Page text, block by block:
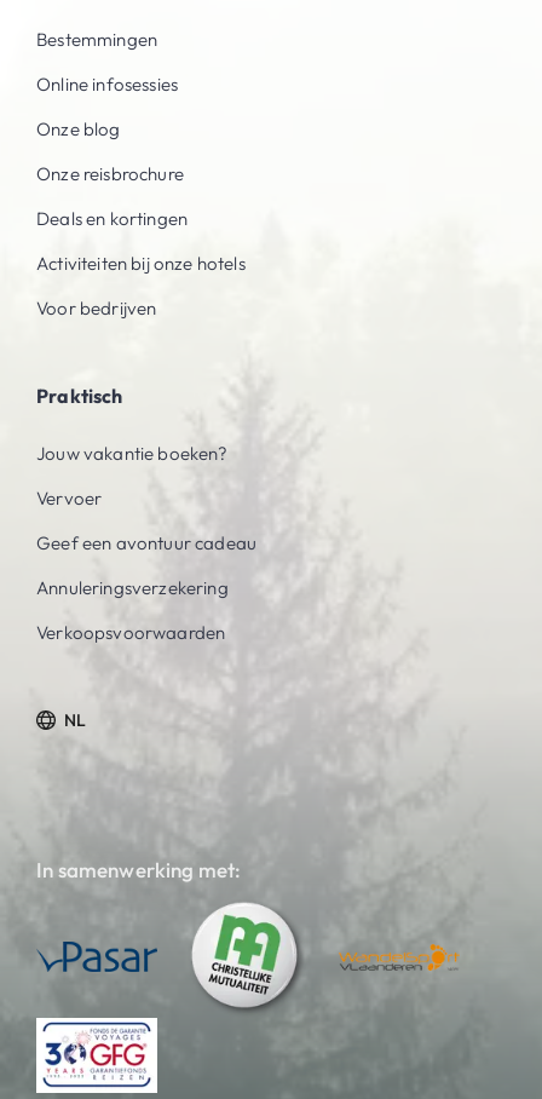
Bestemmingen
Online infosessies
Onze blog
Onze reisbrochure
Deals en kortingen
Activiteiten bij onze hotels
Voor bedrijven
Praktisch
Jouw vakantie boeken?
Vervoer
Geef een avontuur cadeau
Annuleringsverzekering
Verkoopsvoorwaarden
NL
In samenwerking met: